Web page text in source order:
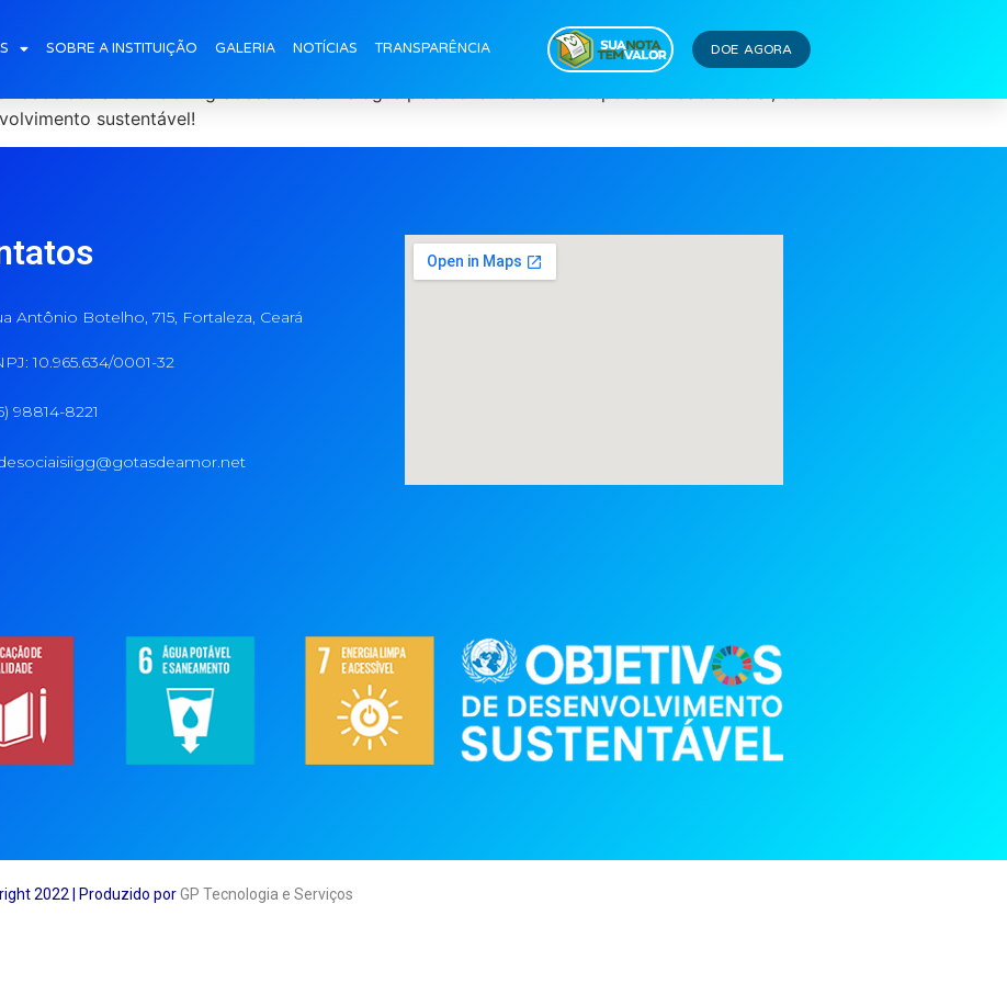
SOBRE A INSTITUIÇÃO GALERIA NOTÍCIAS TRANSPARÊNCIA DOE AGORA
social
sustentável!
Antônio Botelho, 715, Fortaleza, Ceará
10.965.634/0001-32
98814-8221
2022 | Produzido por GP Tecnologia e Serviços